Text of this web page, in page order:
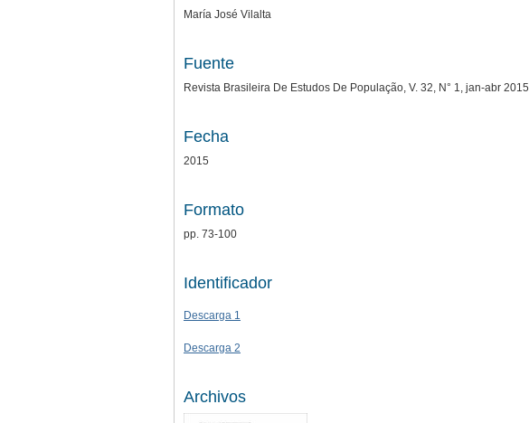
María José Vilalta
Fuente
Revista Brasileira De Estudos De População, V. 32, N° 1, jan-abr 2015
Fecha
2015
Formato
pp. 73-100
Identificador
Descarga 1
Descarga 2
Archivos